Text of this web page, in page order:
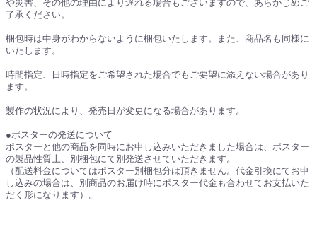
や災害、その他の理由により遅れる場合もございますので、あらかじめご
了承ください。
梱包時は中身がわからないように梱包いたします。また、商品名も同様に
いたします。
時間指定、日時指定をご希望された場合でもご要望に添えない場合があり
ます。
製作の状況により、発売日が変更になる場合があります。
●ポスターの発送について
ポスターと他の商品を同時にお申し込みいただきました場合は、ポスター
の製品性質上、別梱包にて別発送させていただきます。
（配送料金についてはポスター別梱包分は頂きません。代金引換にてお申
し込みの場合は、別商品のお届け時にポスター代金も合わせてお支払いた
だく形になります）。